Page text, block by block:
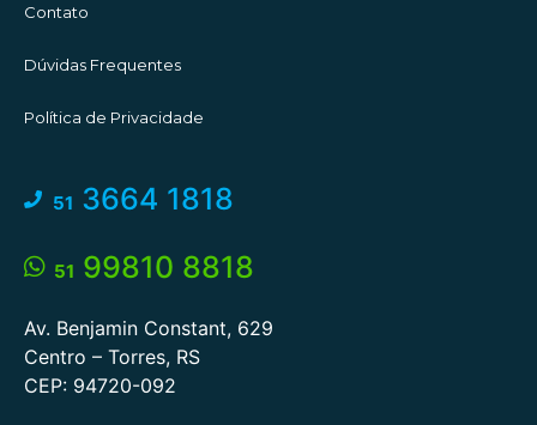
Contato
Dúvidas Frequentes
Política de Privacidade
51 3664 1818
51 99810 8818
Av. Benjamin Constant, 629
Centro – Torres, RS
CEP: 94720-092